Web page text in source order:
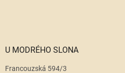
U MODRÉHO SLONA
Francouzská 594/3